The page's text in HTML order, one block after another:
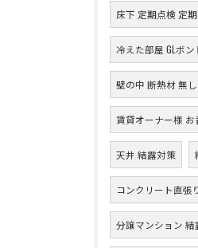
床下 定期点検 定
冷えた部屋 GLボン
壁の中 断熱材 無
賃貸オーナー様 お
天井 結露対策
コンクリート直張
分譲マンション 結